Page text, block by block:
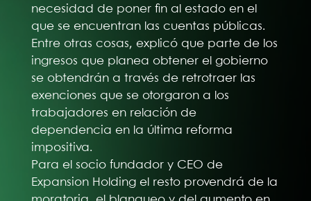
necesidad de poner fin al estado en el
que se encuentran las cuentas públicas.
Entre otras cosas, explicó que parte de los
ingresos que planea obtener el gobierno
se obtendrán a través de retrotraer las
exenciones que se otorgaron a los
trabajadores en relación de
dependencia en la última reforma
impositiva.
Para el socio fundador y CEO de
Expansion Holding el resto provendrá de la